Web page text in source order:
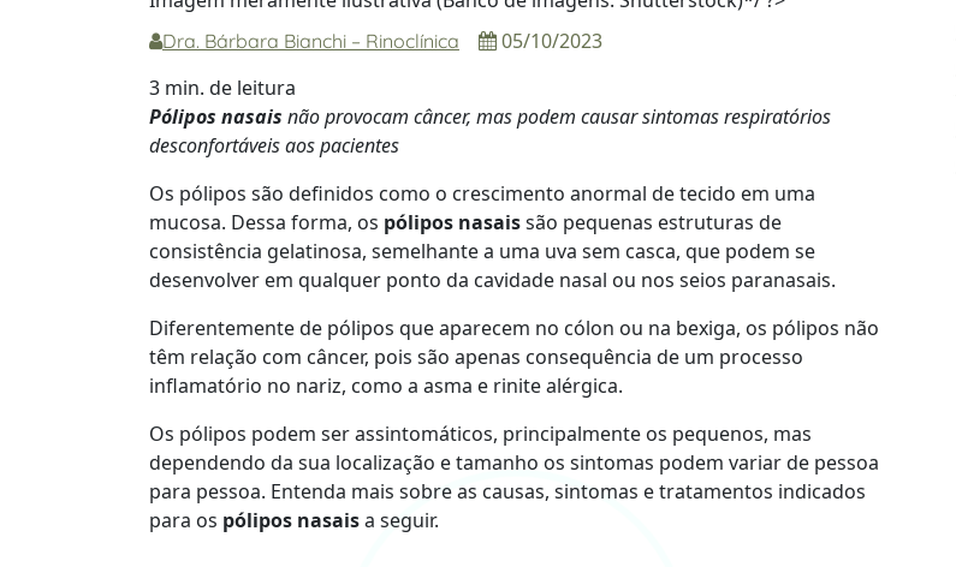
Dra. Bárbara Bianchi – Rinoclínica
05/10/2023
3 min. de leitura
Pólipos nasais não provocam câncer, mas podem causar sintomas respiratórios
desconfortáveis aos pacientes
Os pólipos são definidos como o crescimento anormal de tecido em uma
mucosa. Dessa forma, os pólipos nasaissão pequenas estruturas de
consistência gelatinosa, semelhante a uma uva sem casca, que podem se
desenvolver em qualquer ponto da cavidade nasal ou nos seios paranasais.
Diferentemente de pólipos que aparecem no cólon ou na bexiga, os pólipos não
têm relação com câncer, pois são apenas consequência de um processo
inflamatório no nariz, como a asma e rinite alérgica.
Os pólipos podem ser assintomáticos, principalmente os pequenos, mas
dependendo da sua localização e tamanho os sintomas podem variar de pessoa
para pessoa. Entenda mais sobre as causas, sintomas e tratamentos indicados
para os pólipos nasaisa seguir.